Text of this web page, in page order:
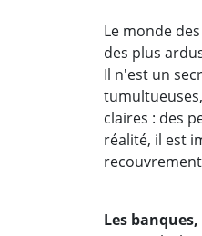
Le monde
des plus
Il n'est un
claires : des
réalité, il est
Les